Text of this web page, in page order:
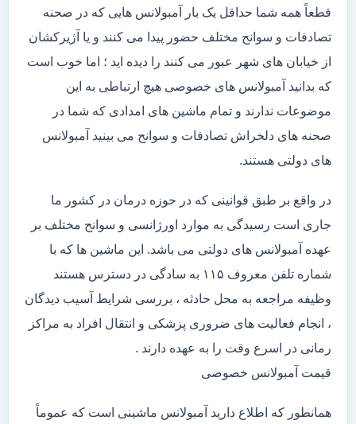
قطعاً همه شما حداقل یک بار آمبولانس هایی که در صحنه
تصادفات و سوانح مختلف حضور پیدا می کنند و یا آژیرکشان
از خیابان های شهر عبور می کنند را دیده اید ؛ اما خوب است
که بدانید آمبولانس های خصوصی هیچ ارتباطی به این
موضوعات ندارند و تمام ماشین های امدادی که شما در
صحنه های دلخراش تصادفات و سوانح می بینید آمبولانس
های دولتی هستند.
در واقع بر طبق قوانینی که در حوزه درمان در کشور ما
جاری است رسیدگی به موارد اورژانسی و سوانح مختلف بر
عهده آمبولانس های دولتی می باشد. این ماشین ها که با
شماره تلفن معروف ۱۱۵ به سادگی در دسترس هستند
وظیفه مراجعه به محل حادثه ، بررسی شرایط آسیب دیدگان
، انجام فعالیت های ضروری پزشکی و انتقال افراد به مراکز
رمانی در اسرع وقت را به عهده دارند .
قیمت آمبولانس خصوصی
همانطور که اطلاع دارید آمبولانس ماشینی است که عموماً